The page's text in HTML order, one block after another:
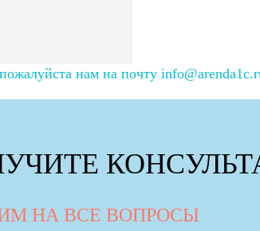
нам на почту
НА ВСЕ ВОПРОСЫ